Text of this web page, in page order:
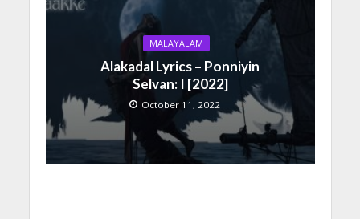
MALAYALAM
Alakadal Lyrics – Ponniyin
Selvan: I [2022]
October 11, 2022